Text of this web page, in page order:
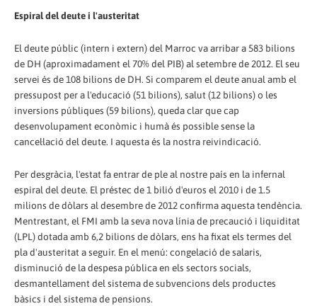
Espiral del deute i l'austeritat
El deute públic (intern i extern) del Marroc va arribar a 583 bilions
de DH (aproximadament el 70% del PIB) al setembre de 2012. El seu
servei és de 108 bilions de DH. Si comparem el deute anual amb el
pressupost per a l'educació (51 bilions), salut (12 bilions) o les
inversions públiques (59 bilions), queda clar que cap
desenvolupament econòmic i humà és possible sense la
cancel·lació del deute. I aquesta és la nostra reivindicació.
Per desgràcia, l'estat fa entrar de ple al nostre país en la infernal
espiral del deute. El préstec de 1 bilió d'euros el 2010 i de 1.5
milions de dòlars al desembre de 2012 confirma aquesta tendència.
Mentrestant, el FMI amb la seva nova línia de precaució i liquiditat
(LPL) dotada amb 6,2 bilions de dòlars, ens ha fixat els termes del
pla d'austeritat a seguir. En el menú: congelació de salaris,
disminució de la despesa pública en els sectors socials,
desmantellament del sistema de subvencions dels productes
bàsics i del sistema de pensions.